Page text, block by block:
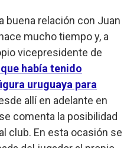
buena relación con Juan
mucho tiempo y, a
vicepresidente de
había tenido
uruguaya para
allí en adelante en
comenta la posibilidad
club. En esta ocasión se